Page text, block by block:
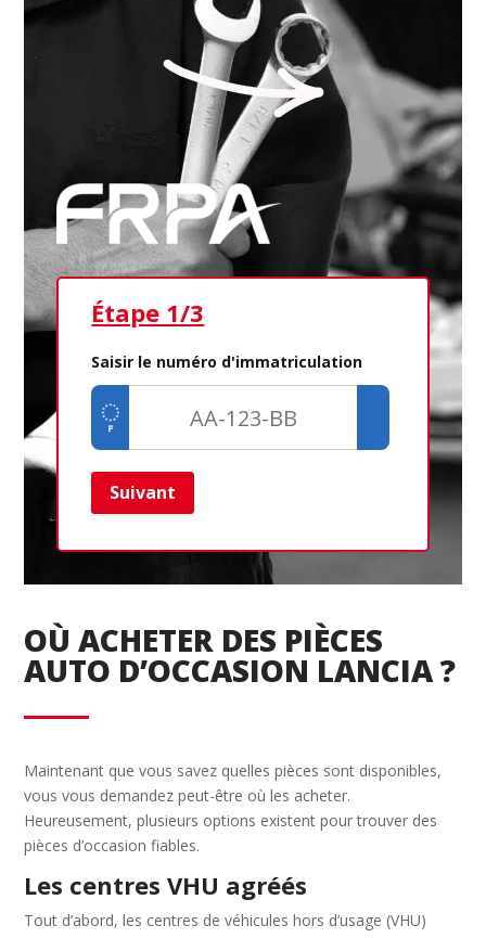
Étape 1/3
Saisir le numéro d'immatriculation
Suivant
OÙ ACHETER DES PIÈCES
AUTO D’OCCASION LANCIA ?
Maintenant que vous savez quelles pièces sont disponibles,
vous vous demandez peut-être où les acheter.
Heureusement, plusieurs options existent pour trouver des
pièces d’occasion fiables.
Les centres VHU agréés
Tout d’abord, les centres de véhicules hors d’usage (VHU)